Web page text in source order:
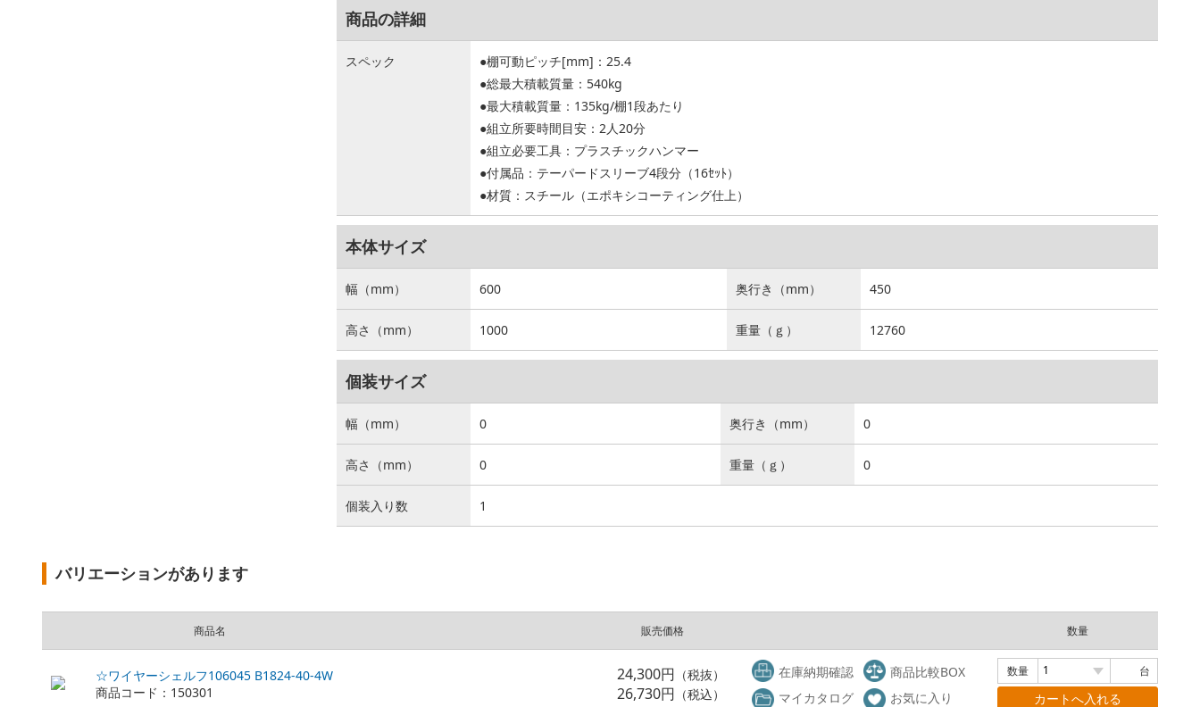
商品の詳細
スペック
●棚可動ピッチ[mm]：25.4
●総最大積載質量：540kg
●最大積載質量：135kg/棚1段あたり
●組立所要時間目安：2人20分
●組立必要工具：プラスチックハンマー
●付属品：テーパードスリーブ4段分（16ｾｯﾄ）
●材質：スチール（エポキシコーティング仕上）
本体サイズ
幅（mm） 600 奥行き（mm） 450
高さ（mm） 1000 重量（ｇ） 12760
個装サイズ
幅（mm） 0 奥行き（mm） 0
高さ（mm） 0 重量（ｇ） 0
個装入り数 1
バリエーションがあります
商品名 販売価格 数量
☆ワイヤーシェルフ106045 B1824-40-4W
商品コード：150301
24,300円 （税抜）
26,730円 （税込）
在庫納期確認
マイカタログ
商品比較BOX
お気に入り
数量 台